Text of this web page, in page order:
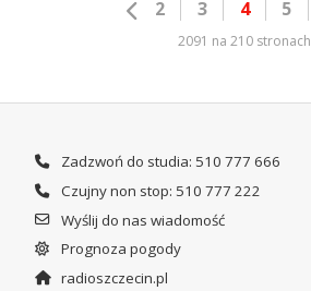
2 3 4 5
2091 na 210 stronach
Zadzwoń do studia: 510 777 666
Czujny non stop: 510 777 222
Wyślij do nas wiadomość
Prognoza pogody
radioszczecin.pl